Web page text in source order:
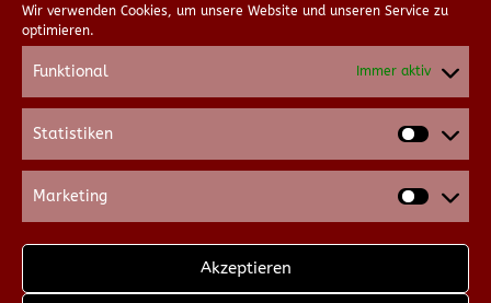
Wir verwenden Cookies, um unsere Website und unseren Service zu
optimieren.
Funktional Immer aktiv
Statistiken
Marketing
Akzeptieren
Euer individuelles
Angebot für eine
geführte Live-Tour
Wer seid ihr?